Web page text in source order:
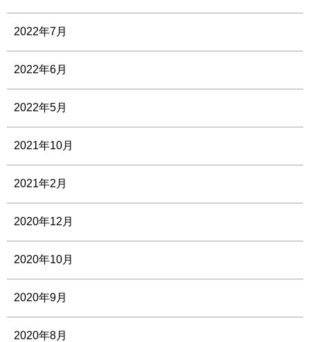
2022年7月
2022年6月
2022年5月
2021年10月
2021年2月
2020年12月
2020年10月
2020年9月
2020年8月